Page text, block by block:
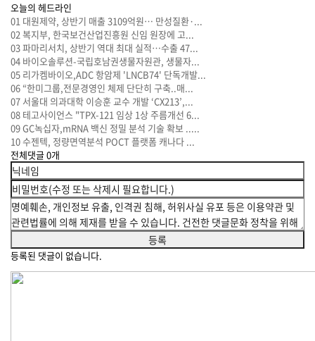
오늘의 헤드라인
01 대원제약, 상반기 매출 3109억원… 만성질환·...
02복지부, 한국보건산업진흥원 신임 원장에 고...
03파마리서치, 상반기 역대 최대 실적…수출 47...
04 바이오솔루션-국립호남권생물자원관, 생물자...
05 리가켐바이오,ADC 항암제 'LNCB74' 단독개발...
06 “한미그룹,전문경영인 체제 단단히 구축..매...
07 서울대 의과대학 이승훈 교수 개발 ‘CX213’,...
08 테고사이언스 "TPX-121 임상 1상 주름개선 6...
09GC녹십자,mRNA 백신 정밀 분석 기술 확보 .....
10수젠텍, 정량면역분석 POCT 플랫폼 캐나다 ...
전체댓글0개
등록된 댓글이 없습니다.